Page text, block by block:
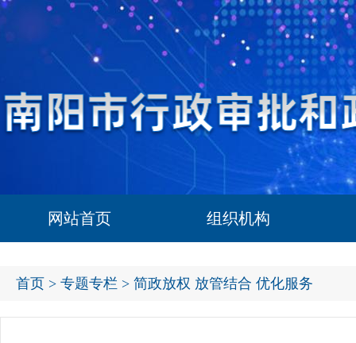
网站首页 组织机构
首页 > 专题专栏 > 简政放权 放管结合 优化服务